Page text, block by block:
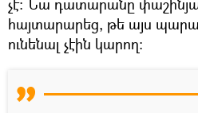
հայտարարեց, թե այս
ունենալ չէին կարող։